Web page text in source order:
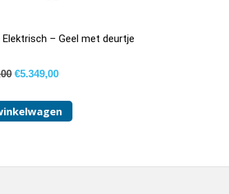
– Geel met deurtje
€5.349,00